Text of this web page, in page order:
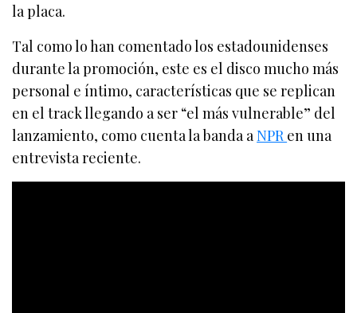
la placa.
Tal como lo han comentado los estadounidenses
durante la promoción, este es el disco mucho más
personal e íntimo, características que se replican
en el track llegando a ser “el más vulnerable” del
lanzamiento, como cuenta la banda aNPRen una
entrevista reciente.